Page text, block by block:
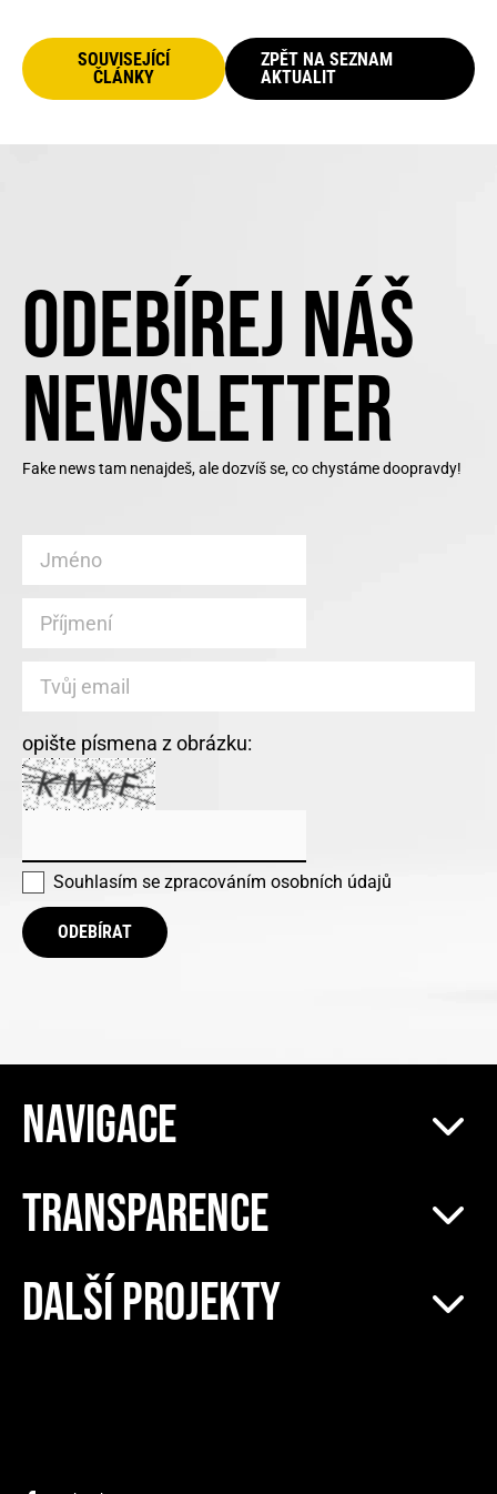
SOUVISEJÍCÍ
ČLÁNKY
ZPĚT NA SEZNAM
AKTUALIT
ODEBÍREJ NÁŠ
NEWSLETTER
Fake news tam nenajdeš, ale dozvíš se, co chystáme doopravdy!
opište písmena z obrázku:
Souhlasím se zpracováním osobních údajů
ODEBÍRAT
NAVIGACE
TRANSPARENCE
DALŠÍ PROJEKTY